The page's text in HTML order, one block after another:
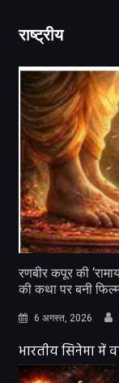
राष्ट्रीय
रणबीर कपूर की
की कथा पर बनी
6 अगस्त, 2026
भारतीय सिनेमा में